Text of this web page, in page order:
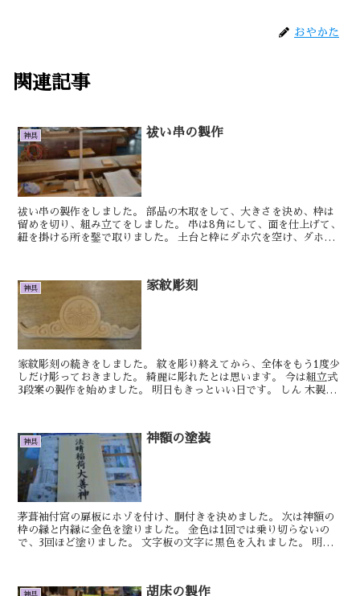
おやかた
関連記事
神具 祓い串の製作
祓い串の製作をしました。 部品の木取をして、大きさを決め、枠は
留めを切り、組み立てをしました。 串は8角にして、面を仕上げて、
紐を掛ける所を鑿で取りました。 土台と枠にダホ穴を空け、ダホを
神具 家紋彫刻
家紋彫刻の続きをしました。 紋を彫り終えてから、全体をもう1度少
しだけ彫っておきました。 綺麗に彫れたとは思います。 今は組立式
3段案の製作を始めました。 明日もきっといい日です。 しん 木製の
神具 神額の塗装
茅葺袖付宮の扉板にホゾを付け、胴付きを決めました。 次は神額の
枠の縁と内縁に金色を塗りました。 金色は1回では乗り切らないの
で、3回ほど塗りました。 文字板の文字に黒色を入れました。 明日
神具 胡床の製作